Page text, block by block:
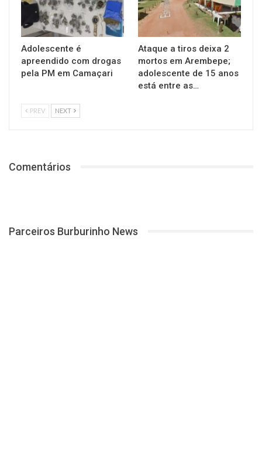
Adolescente é
apreendido com drogas
pela PM em Camaçari
Ataque a tiros deixa 2
mortos em Arembepe;
adolescente de 15 anos
está entre as…
PREV NEXT
Comentários
Parceiros Burburinho News